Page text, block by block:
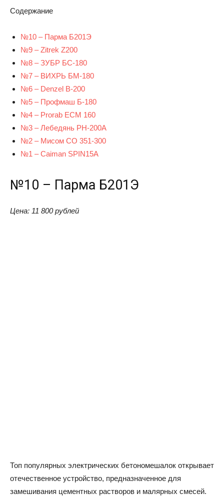
Содержание
№10 – Парма Б201Э
№9 – Zitrek Z200
№8 – ЗУБР БС-180
№7 – ВИХРЬ БМ-180
№6 – Denzel B-200
№5 – Профмаш Б-180
№4 – Prorab ECM 160
№3 – Лебедянь РН-200А
№2 – Мисом СО 351-300
№1 – Caiman SPIN15A
№10 – Парма Б201Э
Цена: 11 800 рублей
Топ популярных электрических бетономешалок открывает
отечественное устройство, предназначенное для
замешивания цементных растворов и малярных смесей.